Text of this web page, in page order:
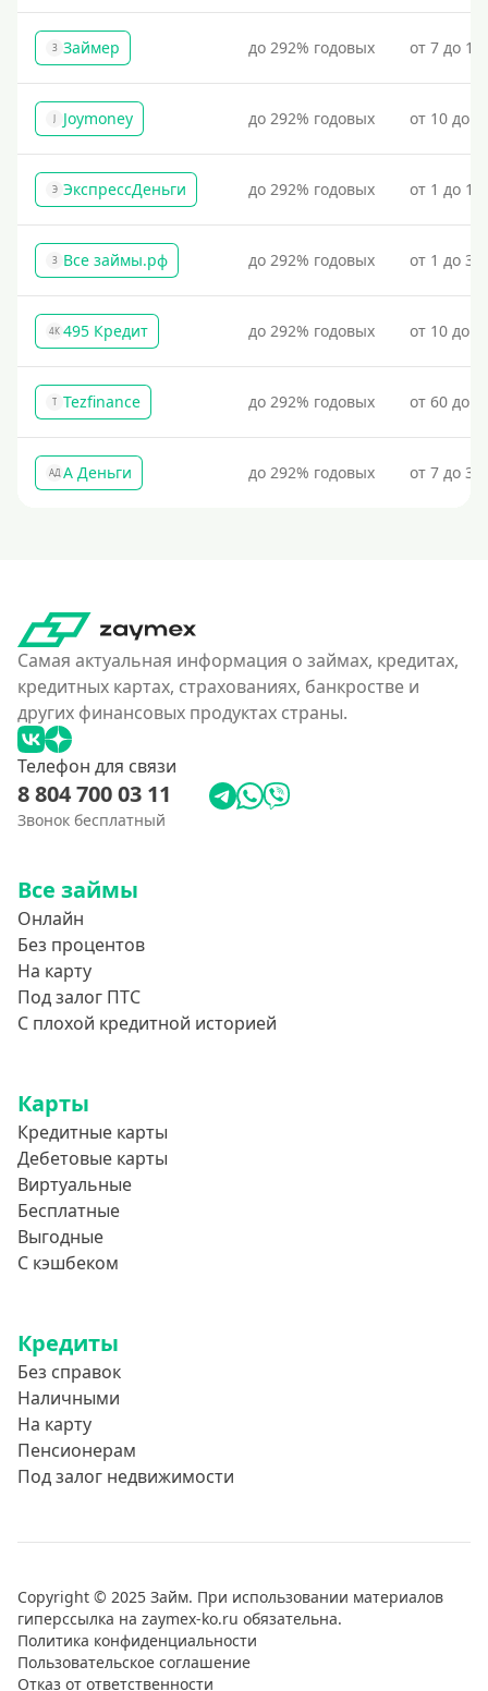
З Займер до 292% годовых от 7 до
J Joymoney до 292% годовых от 10 до
Э ЭкспрессДеньги до 292% годовых от 1 до
З Все займы.рф до 292% годовых от 1 до
4К 495 Кредит до 292% годовых от 10 до
T Tezfinance до 292% годовых от 60 до
АД А Деньги до 292% годовых от 7 до
Самая актуальная информация о займах, кредитах,
кредитных картах, страхованиях, банкростве и
других финансовых продуктах страны.
Телефон для связи
8 804 700 03 11
Звонок бесплатный
Все займы
Онлайн
Без процентов
На карту
Под залог ПТС
С плохой кредитной историей
Карты
Кредитные карты
Дебетовые карты
Виртуальные
Бесплатные
Выгодные
С кэшбеком
Кредиты
Без справок
Наличными
На карту
Пенсионерам
Под залог недвижимости
Copyright © 2025 Займ. При использовании материалов
гиперссылка на zaymex-ko.ru обязательна.
Политика конфиденциальности
Пользовательское соглашение
Отказ от ответственности